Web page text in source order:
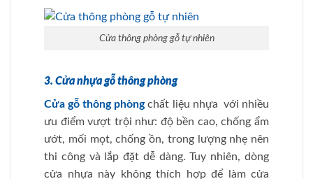
Cửa thông phòng gỗ tự nhiên
3. Cửa nhựa gỗ thông phòng
Cửa gỗ thông phòng chất liệu nhựa với nhiều
ưu điểm vượt trội như: độ bền cao, chống ẩm
ướt, mối mọt, chống ồn, trong lượng nhẹ nên
thi công và lắp đặt dễ dàng. Tuy nhiên, dòng
cửa nhựa này không thích hợp để làm cửa